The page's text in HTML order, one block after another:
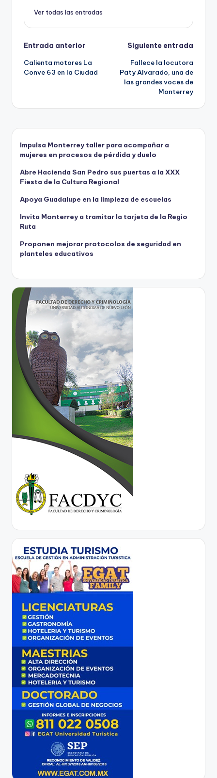
k
Ver todas las entradas
Navegación
de
Entrada anterior
Calienta motores La
Conve 63 en la Ciudad
Siguiente entrada
Fallece la locutora
Paty Alvarado, una de
las grandes voces de
Monterrey
Impulsa Monterrey taller para acompañar a
mujeres en procesos de pérdida y duelo
Abre Hacienda San Pedro sus puertas a la XXX
Fiesta de la Cultura Regional
Apoya Guadalupe en la limpieza de escuelas
Invita Monterrey a tramitar la tarjeta de la Regio
Ruta
Proponen mejorar protocolos de seguridad en
planteles educativos